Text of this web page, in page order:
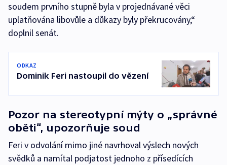
soudem prvního stupně byla v projednávané věci
uplatňována libovůle a důkazy byly překrucovány,“
doplnil senát.
ODKAZ
Dominik Feri nastoupil do vězení
Pozor na stereotypní mýty o „správné
oběti“, upozorňuje soud
Feri v odvolání mimo jiné navrhoval výslech nových
svědků a namítal podjatost jednoho z přísedících